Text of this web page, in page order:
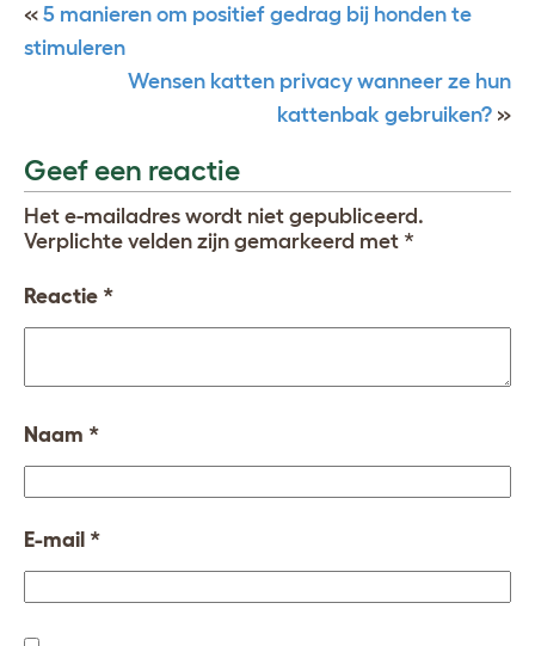
« 5 manieren om positief gedrag bij honden te
stimuleren
Wensen katten privacy wanneer ze hun
kattenbak gebruiken? »
Geef een reactie
Het e-mailadres wordt niet gepubliceerd.
Verplichte velden zijn gemarkeerd met *
Reactie *
Naam *
E-mail *